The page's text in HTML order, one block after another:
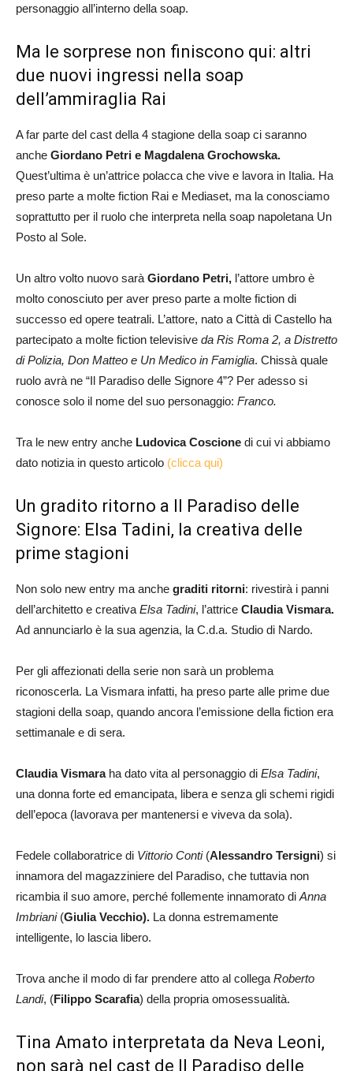
personaggio all’interno della soap.
Ma le sorprese non finiscono qui: altri
due nuovi ingressi nella soap
dell’ammiraglia Rai
A far parte del cast della 4 stagione della soap ci saranno
anche Giordano Petri e Magdalena Grochowska.
Quest’ultima è un’attrice polacca che vive e lavora in Italia. Ha
preso parte a molte fiction Rai e Mediaset, ma la conosciamo
soprattutto per il ruolo che interpreta nella soap napoletana Un
Posto al Sole.
Un altro volto nuovo saràGiordano Petri, l’attore umbro è
molto conosciuto per aver preso parte a molte fiction di
successo ed opere teatrali. L’attore, nato a Città di Castello ha
partecipato a molte fiction televisive da Ris Roma 2, a Distretto
di Polizia, Don Matteo e Un Medico in Famiglia. Chissà quale
ruolo avrà ne “Il Paradiso delle Signore 4”? Per adesso si
conosce solo il nome del suo personaggio: Franco.
Tra le new entry anche Ludovica Coscione di cui vi abbiamo
dato notizia in questo articolo (clicca qui)
Un gradito ritorno a Il Paradiso delle
Signore: Elsa Tadini, la creativa delle
prime stagioni
Non solo new entry ma anche graditi ritorni: rivestirà i panni
dell’architetto e creativaElsa Tadini, l’attrice Claudia Vismara.
Ad annunciarlo è la sua agenzia, la C.d.a. Studio di Nardo.
Per gli affezionati della serie non sarà un problema
riconoscerla. La Vismara infatti, ha preso parte alle prime due
stagioni della soap, quando ancora l’emissione della fiction era
settimanale e di sera.
Claudia Vismaraha dato vita al personaggio di Elsa Tadini,
una donna forte ed emancipata, libera e senza gli schemi rigidi
dell’epoca (lavorava per mantenersi e viveva da sola).
Fedele collaboratrice di Vittorio Conti(Alessandro Tersigni) si
innamora del magazziniere del Paradiso, che tuttavia non
ricambia il suo amore, perché follemente innamorato diAnna
Imbriani(Giulia Vecchio). La donna estremamente
intelligente, lo lascia libero.
Trova anche il modo di far prendere atto al collegaRoberto
Landi, (Filippo Scarafia) della propria omosessualità.
Tina Amato interpretata da Neva Leoni,
non sarà nel cast de Il Paradiso delle